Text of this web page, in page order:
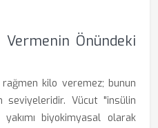
Önündeki
kilo veremez; bunun
seviyeleridir. Vücut "insülin
biyokimyasal olarak